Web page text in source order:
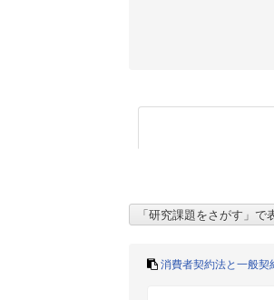
消費者契約法と一般契